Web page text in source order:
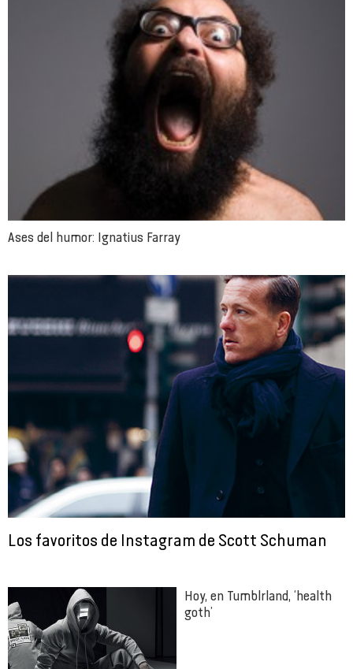
Ases del humor: Ignatius Farray
Los favoritos de Instagram de Scott Schuman
Hoy, en Tumblrland, ‘health
goth’